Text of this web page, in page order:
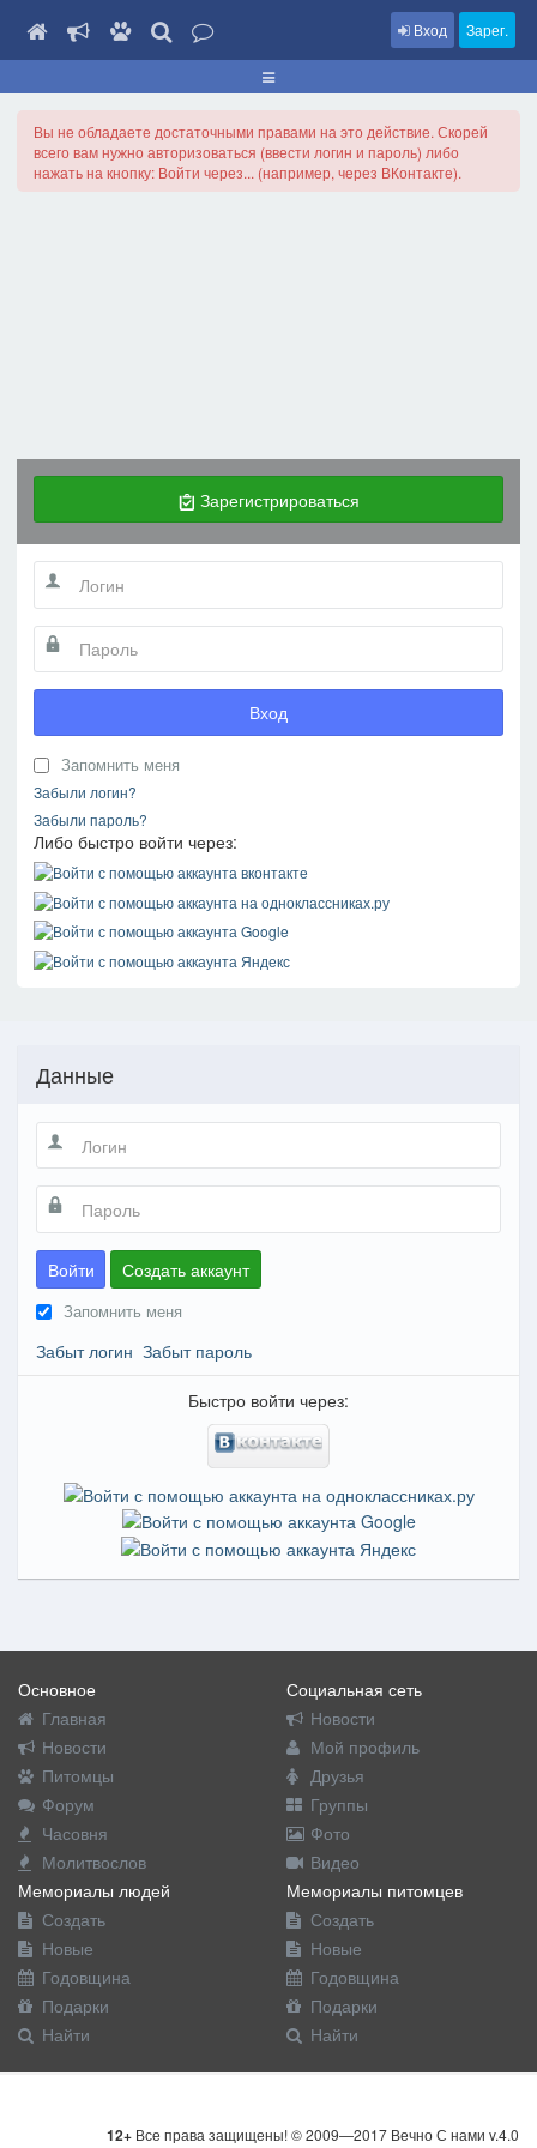
Вход Зарег.
Вы не обладаете достаточными правами на это действие. Скорей
всего вам нужно авторизоваться (ввести логин и пароль) либо
нажать на кнопку: Войти через... (например, через ВКонтакте).
Зарегистрироваться
Вход
Запомнить меня
Забыли логин?
Забыли пароль?
Либо быстро войти через:
Данные
Войти Создать аккаунт
Запомнить меня
Забыт логин Забыт пароль
Быстро войти через:
Основное
Главная
Новости
Питомцы
Форум
Часовня
Молитвослов
Социальная сеть
Новости
Мой профиль
Друзья
Группы
Фото
Видео
Мемориалы людей
Создать
Новые
Годовщина
Подарки
Найти
Мемориалы питомцев
Создать
Новые
Годовщина
Подарки
Найти
12+ Все права защищены! © 2009—2017 Вечно С нами v.4.0